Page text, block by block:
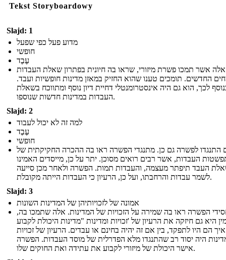
Tekst Storyboardowy
Slajd: 1
מדוע פעל כפי שפעל
חופשי
עֶבֶד
אשר תמכו פשרת מיזורי, שראו בה חיונית בפתרון שאלת העבדות
החדשים. תומכים טענו שהוא החזיק במאזן מדינות חופשיות ועבד.
לכך, הוא גם היה אינסטרומנטלי דחיית דיון נוסף ומתווכח בשאלת
העבדות במדינות חדשות שנוספו.
Slajd: 2
למה זה לא יכול לעבוד
עֶבֶד
חופשי
התנגדו לפשרה גם כן. מתנגדי הפשרה ראו בה ההכרה החקיקתית של
העבדות, אשר רבים רואים מסוכן. יתר על כן, מייסדים האמינו
העבד תיפתר מעצמה, והעבדות תמות. הפשרה ולאחר מכן סייעה
לשמר עבדות והרחבתו, ועל כן, הרעיון כי העבדות הייתה מקובלת.
Slajd: 3
אמונה של לזכויותיהן של המדינות השונות
הפשרה ראו בה שמירה על הזכויות של המדינות. אלה שתמכו בה,
היא גם חיזקה את הרעיון של 'זכויות ומדינות "מדינות היכולת לקבוע
איך הם היו לתפקד, בין אם זה יהיה בחינם או עבדים. הרעיון של זכויות
היה יסוד רב שהתנגדו מלא הפדרלית של מוסד העבדות. הפשרה
אישר היכולת של מיזורי לקבוע את עתידה ואת החוקים שלו.